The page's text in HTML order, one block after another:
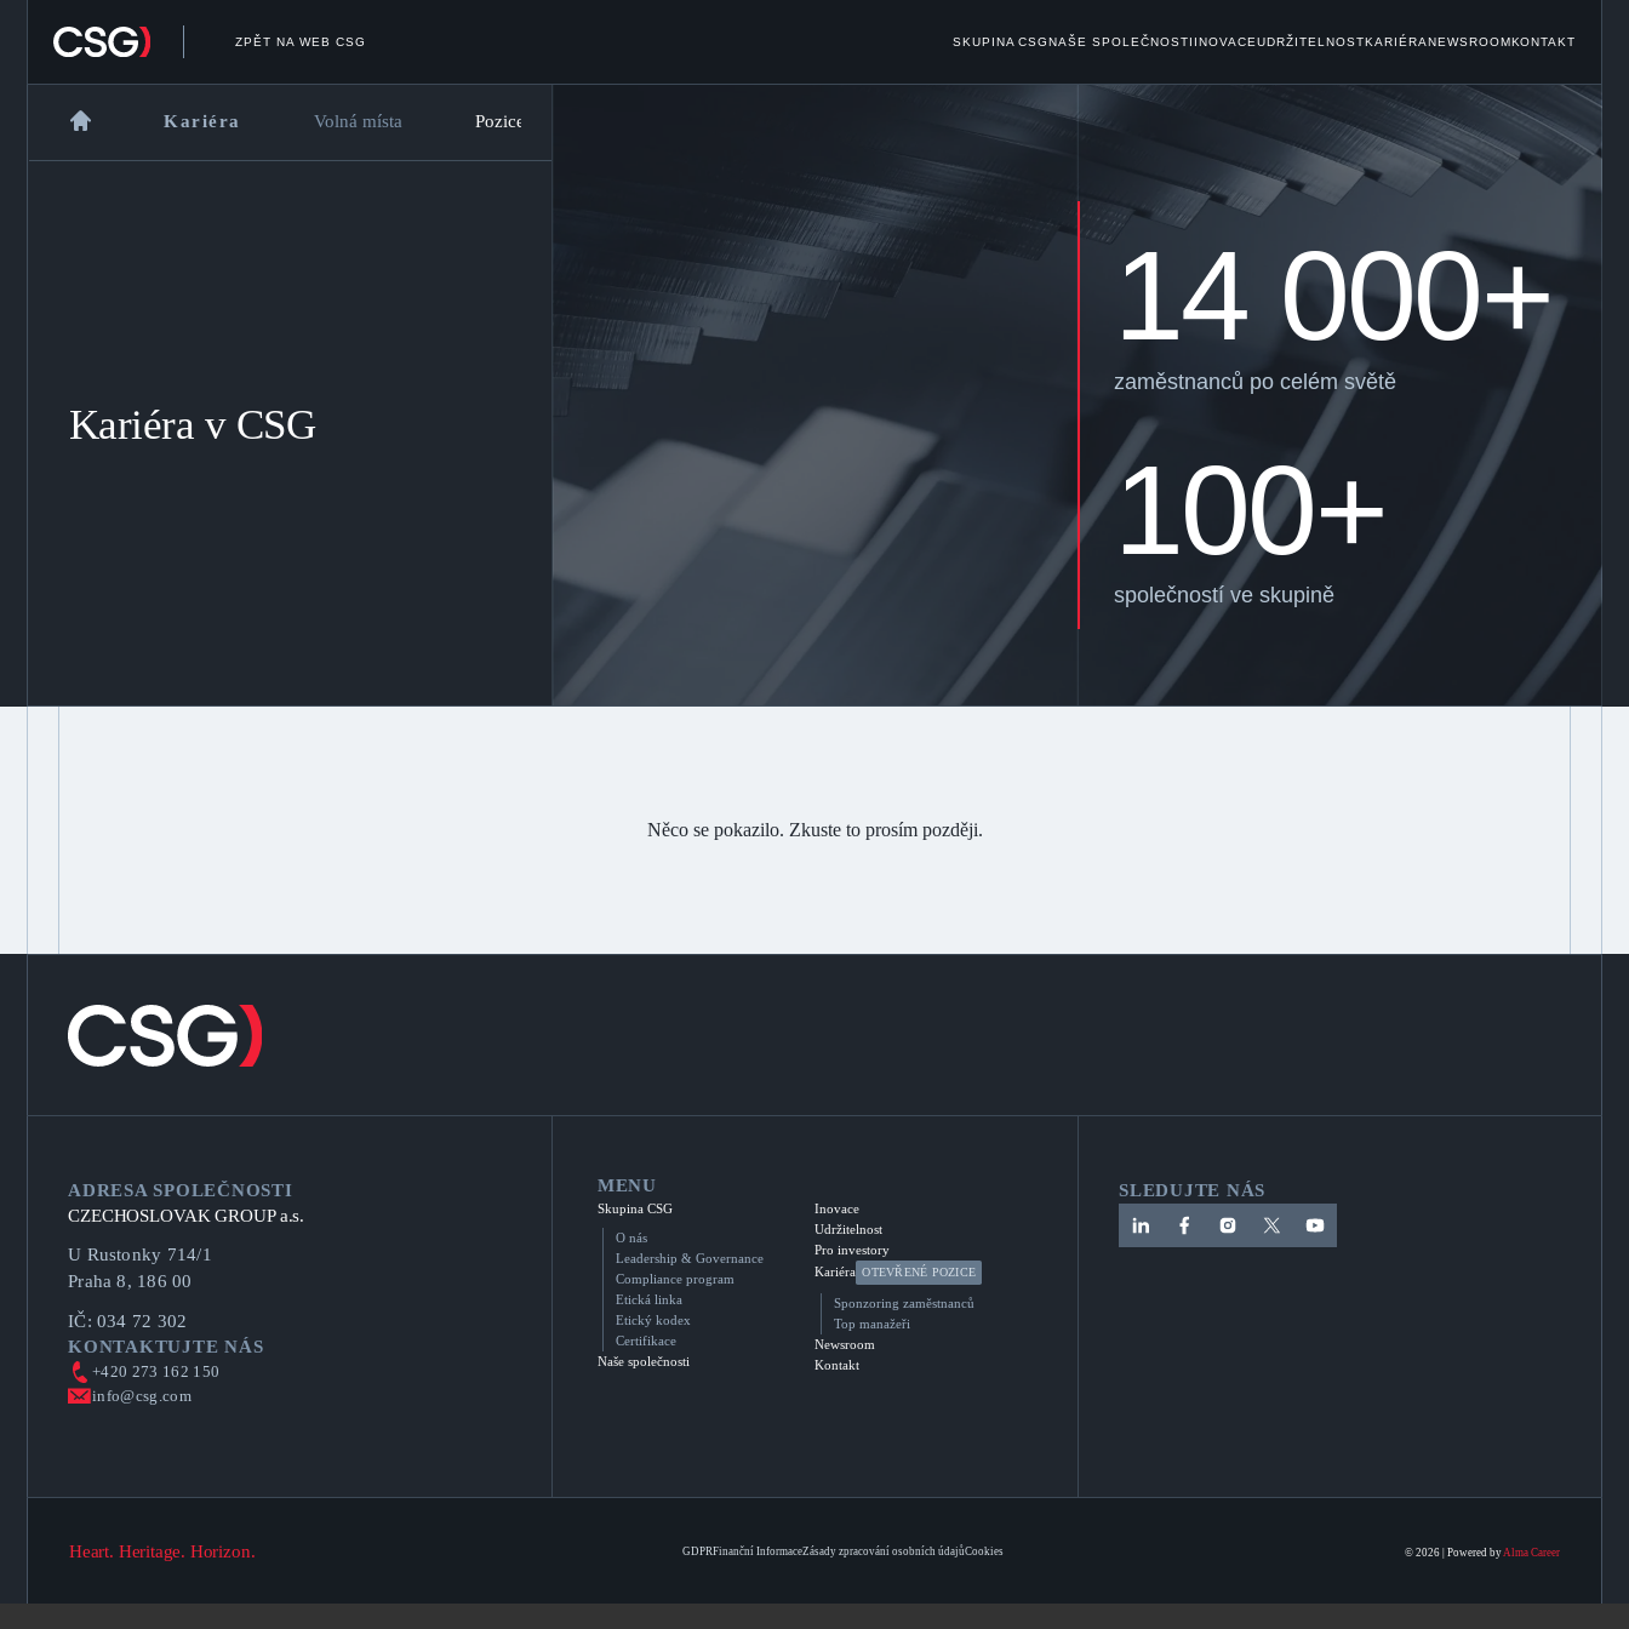
ZPĚT NA WEB CSG SKUPINA CSGNAŠE SPOLEČNOSTI INOVACEUDRŽITELNOSTKARIÉRANEWSROOMKONTAKT
Kariéra Volná místa Pozice nenalezena
Kariéra v CSG
14 000+
zaměstnanců po celém světě
100+
společností ve skupině
Něco se pokazilo. Zkuste to prosím později.
ADRESA SPOLEČNOSTI
CZECHOSLOVAK GROUP a.s.
U Rustonky 714/1
Praha 8, 186 00
IČ: 034 72 302
KONTAKTUJTE NÁS
+420 273 162 150
info@csg.com
MENU
Skupina CSG
O nás
Leadership & Governance
Compliance program
Etická linka
Etický kodex
Certifikace
Naše společnosti
Inovace
Udržitelnost
Pro investory
Kariéra OTEVŘENÉ POZICE
Sponzoring zaměstnanců
Top manažeři
Newsroom
Kontakt
SLEDUJTE NÁS
Heart. Heritage. Horizon. GDPRFinanční InformaceZásady zpracování osobních údajůCookies © 2026 | Powered by Alma Career